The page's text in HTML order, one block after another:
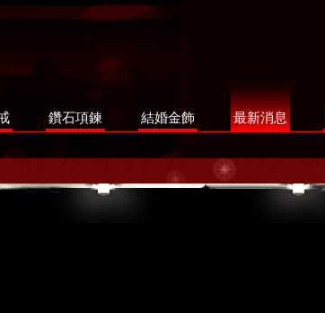
鑽石項鍊 結婚金飾 最新消息